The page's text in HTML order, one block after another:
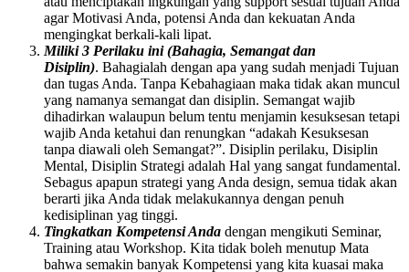
agar Motivasi Anda, potensi Anda dan kekuatan Anda
mengingkat berkali-kali lipat.
Miliki 3 Perilaku ini (Bahagia, Semangat dan
Disiplin). Bahagialah dengan apa yang sudah menjadi Tujuan
dan tugas Anda. Tanpa Kebahagiaan maka tidak akan muncul
yang namanya semangat dan disiplin. Semangat wajib
dihadirkan walaupun belum tentu menjamin kesuksesan tetapi
wajib Anda ketahui dan renungkan “adakah Kesuksesan
tanpa diawali oleh Semangat?”. Disiplin perilaku, Disiplin
Mental, Disiplin Strategi adalah Hal yang sangat fundamental.
Sebagus apapun strategi yang Anda design, semua tidak akan
berarti jika Anda tidak melakukannya dengan penuh
kedisiplinan yag tinggi.
Tingkatkan Kompetensi Anda dengan mengikuti Seminar,
Training atau Workshop. Kita tidak boleh menutup Mata
bahwa semakin banyak Kompetensi yang kita kuasai maka